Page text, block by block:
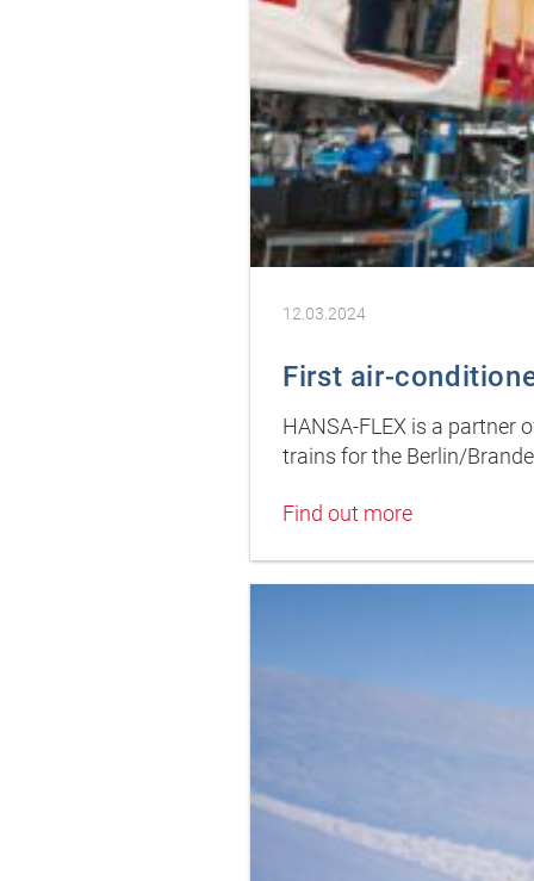
12.03.2024
First air-
HANSA-FLEX is a
trains for the Berlin/
Find out more